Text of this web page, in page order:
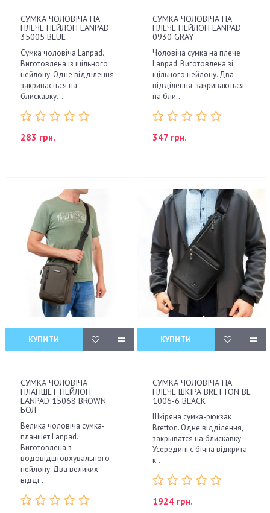
СУМКА ЧОЛОВІЧА НА
ПЛЕЧЕ НЕЙЛОН LANPAD
35005 BLUE
Сумка чоловіча Lanpad.
Виготовлена ​​із щільного
нейлону. Одне відділення
закривається на
блискавку...
283 грн.
СУМКА ЧОЛОВІЧА НА
ПЛЕЧЕ НЕЙЛОН LANPAD
0930 GRAY
Чоловіча сумка на плече
Lanpad. Виготовлена зі
щільного нейлону. Два
відділення, закриваються
на бли..
347 грн.
КУПИТИ
СУМКА ЧОЛОВІЧА
ПЛАНШЕТ НЕЙЛОН
LANPAD 15068 BROWN
БОЛ
Велика чоловіча сумка-
планшет Lanpad.
Виготовлена з
водовідштовхувального
нейлону. Два великих
відді..
КУПИТИ
СУМКА ЧОЛОВІЧА НА
ПЛЕЧЕ ШКІРА BRETTON BE
1006-6 BLACK
Шкіряна сумка-рюкзак
Bretton. Одне відділення,
закрыватся на блискавку.
Усередині є бічна відкрита
к..
1924 грн.